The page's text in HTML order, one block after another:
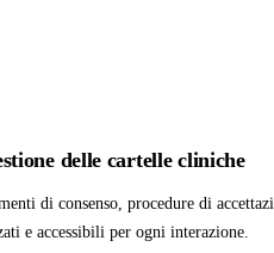
delle cartelle cliniche
di consenso, procedure di
e accessibili per ogni interazione.